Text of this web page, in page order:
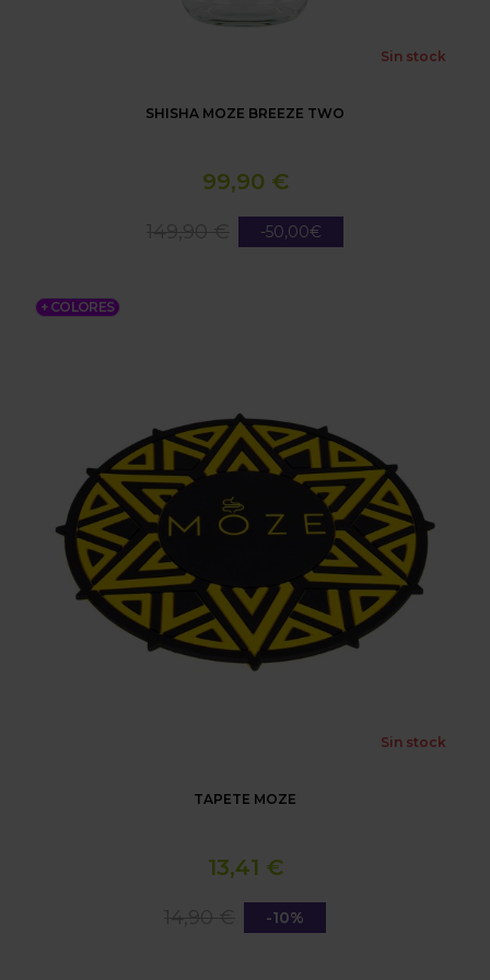
Sin stock
SHISHA MOZE BREEZE TWO
99,90 €
-50,00€
+ COLORES
TAPETE MOZE
Sin stock
TAPETE MOZE
13,41 €
-10%